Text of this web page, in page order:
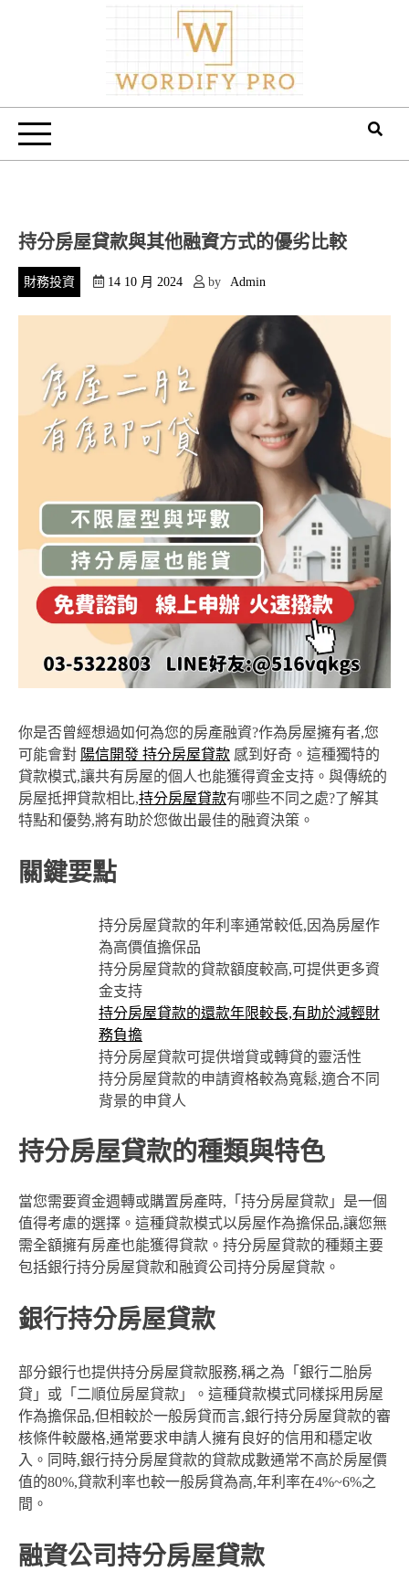
Wordify Pro
持分房屋貸款與其他融資方式的優劣比較
財務投資 14 10 月 2024 by Admin
你是否曾經想過如何為您的房產融資?作為房屋擁有者,您
可能會對 陽信開發 持分房屋貸款 感到好奇。這種獨特的
貸款模式,讓共有房屋的個人也能獲得資金支持。與傳統的
房屋抵押貸款相比,持分房屋貸款有哪些不同之處?了解其
特點和優勢,將有助於您做出最佳的融資決策。
關鍵要點
持分房屋貸款的年利率通常較低,因為房屋作
為高價值擔保品
持分房屋貸款的貸款額度較高,可提供更多資
金支持
持分房屋貸款的還款年限較長,有助於減輕財
務負擔
持分房屋貸款可提供增貸或轉貸的靈活性
持分房屋貸款的申請資格較為寬鬆,適合不同
背景的申貸人
持分房屋貸款的種類與特色
當您需要資金週轉或購置房產時,「持分房屋貸款」是一個
值得考慮的選擇。這種貸款模式以房屋作為擔保品,讓您無
需全額擁有房產也能獲得貸款。持分房屋貸款的種類主要
包括銀行持分房屋貸款和融資公司持分房屋貸款。
銀行持分房屋貸款
部分銀行也提供持分房屋貸款服務,稱之為「銀行二胎房
貸」或「二順位房屋貸款」。這種貸款模式同樣採用房屋
作為擔保品,但相較於一般房貸而言,銀行持分房屋貸款的審
核條件較嚴格,通常要求申請人擁有良好的信用和穩定收
入。同時,銀行持分房屋貸款的貸款成數通常不高於房屋價
值的80%,貸款利率也較一般房貸為高,年利率在4%~6%之
間。
融資公司持分房屋貸款